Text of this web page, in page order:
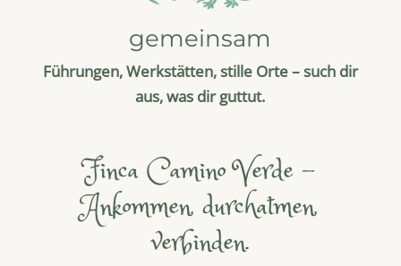
gemeinsam
Führungen, Werkstätten, stille Orte – such dir
aus, was dir guttut.
Finca Camino Verde –
Ankommen, durchatmen,
verbinden.